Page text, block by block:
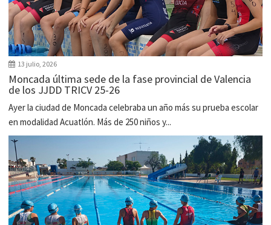
13 julio, 2026
Moncada última sede de la fase provincial de Valencia
de los JJDD TRICV 25-26
Ayer la ciudad de Moncada celebraba un año más su prueba escolar
en modalidad Acuatlón. Más de 250 niños y...